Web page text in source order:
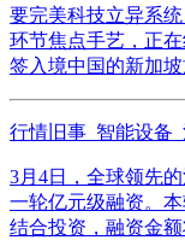
要完美科技立异系
环节焦点手艺，正
签入境中国的新加
行情旧事_智能设备
3月4日，全球领先
一轮亿元级融资。
结合投资，融资金